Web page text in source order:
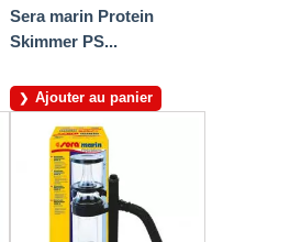
Sera marin Protein
Skimmer PS...
Ajouter au panier